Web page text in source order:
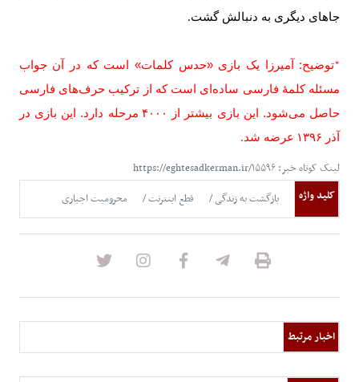
جاهای دیگری به دنبالش گشت.
*توضیح: آمیرزا یک بازی «حدس کلمات» است که در آن جواب
مسئله کلمهٔ فارسی ساده‌ای است که از ترکیب حرف‌های فارسی
حاصل می‌شود. این بازی بیشتر از
۴۰۰۰ مرحله دارد. این بازی در
آذر ۱۳۹۶ عرضه شد.
لینک کوتاه خبر: https://eghtesadkerman.ir/۱۵۵۹۶
کلید واژه
بازگشت به زندگی قطع اینترنت محرومیت اجباری
اخبار مرتبط